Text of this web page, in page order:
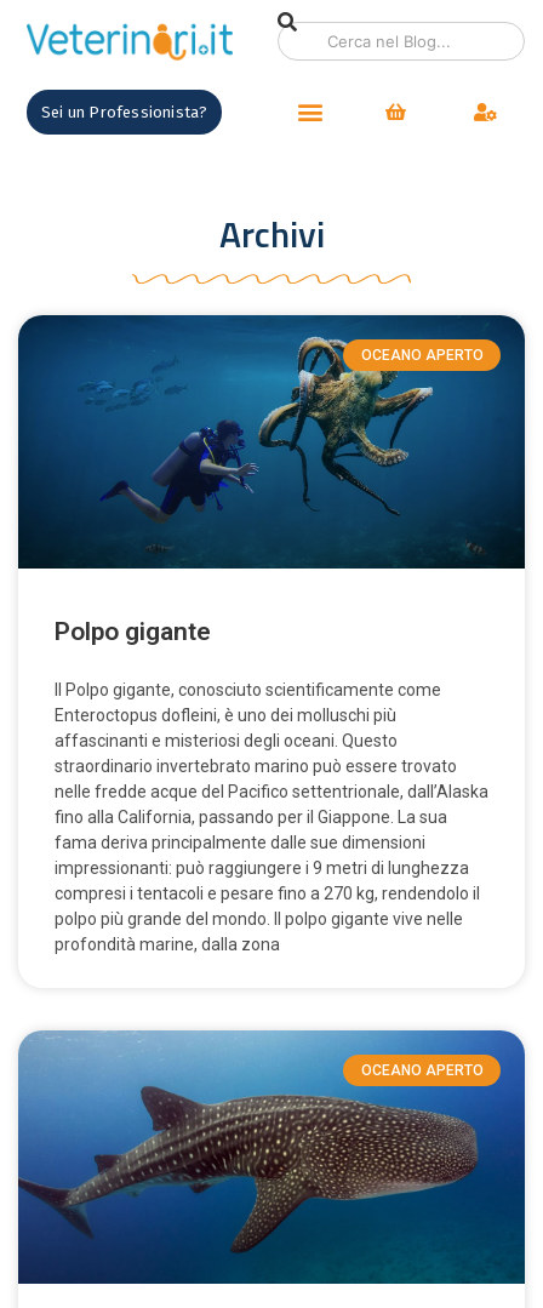
Sei un Professionista?
Archivi
OCEANO APERTO
Polpo gigante
Il Polpo gigante, conosciuto scientificamente come
Enteroctopus dofleini, è uno dei molluschi più
affascinanti e misteriosi degli oceani. Questo
straordinario invertebrato marino può essere trovato
nelle fredde acque del Pacifico settentrionale, dall’Alaska
fino alla California, passando per il Giappone. La sua
fama deriva principalmente dalle sue dimensioni
impressionanti: può raggiungere i 9 metri di lunghezza
compresi i tentacoli e pesare fino a 270 kg, rendendolo il
polpo più grande del mondo. Il polpo gigante vive nelle
profondità marine, dalla zona
OCEANO APERTO